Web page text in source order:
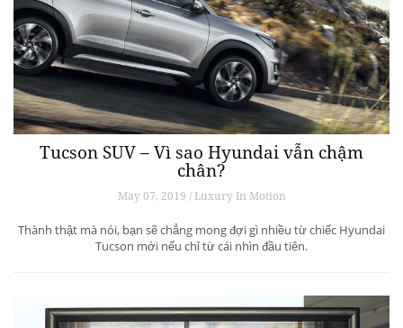
Tucson SUV – Vì sao Hyundai vẫn chậm
chân?
May 07, 2019 / Luxury In Motion
Thành thật mà nói, bạn sẽ chẳng mong đợi gì nhiều từ chiếc Hyundai
Tucson mới nếu chỉ từ cái nhìn đầu tiên.